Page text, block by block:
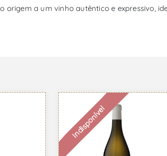
a um vinho autêntico e expressivo,
Indisponível